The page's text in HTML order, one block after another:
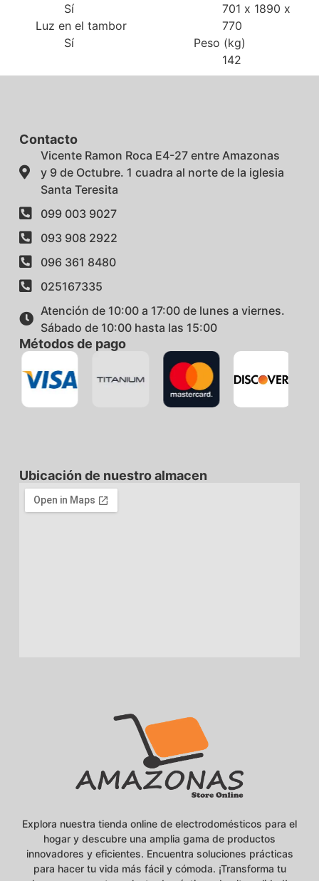
Sí
Luz en el tambor
Sí
701 x 1890 x
770
Peso (kg)
142
Explora nuestra tienda online de electrodomésticos para el
hogar y descubre una amplia gama de productos
innovadores y eficientes. Encuentra soluciones prácticas
para hacer tu vida más fácil y cómoda. ¡Transforma tu
Contacto
Vicente Ramon Roca E4-27 entre Amazonas
y 9 de Octubre. 1 cuadra al norte de la iglesia
Santa Teresita
099 003 9027
093 908 2922
096 361 8480
025167335
Atención de 10:00 a 17:00 de lunes a viernes.
Sábado de 10:00 hasta las 15:00
Métodos de pago
Ubicación de nuestro almacen